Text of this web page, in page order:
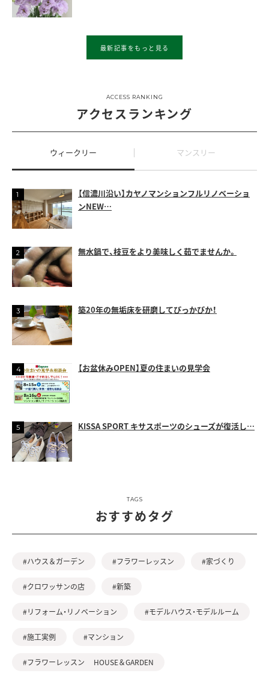
最新記事をもっと見る
ACCESS RANKING
アクセスランキング
ウィークリー マンスリー
【信濃川沿い】カヤノマンションフルリノベーショ
ンNEW…
無水鍋で、枝豆をより美味しく茹でませんか。
築20年の無垢床を研磨してぴっかぴか！
【お盆休みOPEN】夏の住まいの見学会
KISSA SPORT キサスポーツのシューズが復活し…
TAGS
おすすめタグ
#ハウス＆ガーデン #フラワーレッスン #家づくり
#クロワッサンの店 #新築
#リフォーム・リノベーション #モデルハウス・モデルルーム
#施工実例 #マンション
#フラワーレッスン HOUSE＆GARDEN